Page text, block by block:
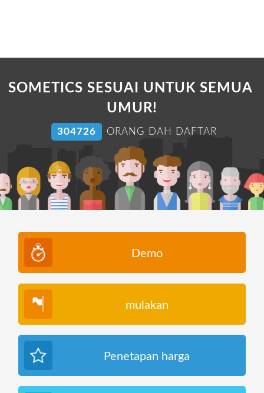
SOMETICS SESUAI UNTUK SEMUA
UMUR!
304726 ORANG DAH DAFTAR
Demo
mulakan
Penetapan harga